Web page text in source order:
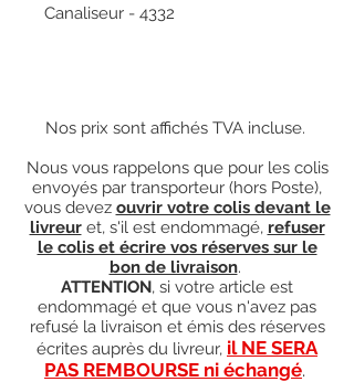
Canaliseur - 4332
Nos prix sont affichés TVA incluse.
Nous vous rappelons que pour les colis
envoyés par transporteur (hors Poste),
vous devez ouvrir votre colis devant le
livreuret, s'il est endommagé, refuser
le colis et écrire vos réserves sur le
bon de livraison.
ATTENTION, si votre article est
endommagé et que vous n'avez pas
refusé la livraison et émis des réserves
écrites auprès du livreur, il NE SERA
PAS REMBOURSE ni échangé.